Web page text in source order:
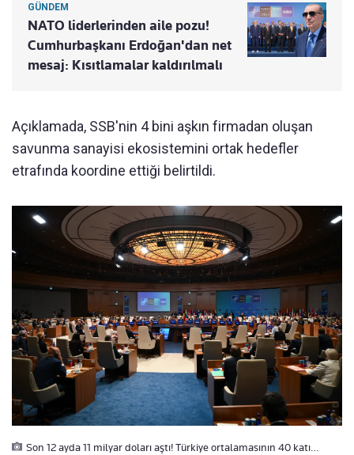
GÜNDEM
NATO liderlerinden aile pozu!
Cumhurbaşkanı Erdoğan'dan net
mesaj: Kısıtlamalar kaldırılmalı
Açıklamada, SSB'nin 4 bini aşkın firmadan oluşan
savunma sanayisi ekosistemini ortak hedefler
etrafında koordine ettiği belirtildi.
Son 12 ayda 11 milyar doları aştı! Türkiye ortalamasının 40 katı…